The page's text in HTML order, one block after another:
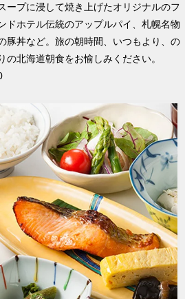
ープに浸して焼き上げたオリジナルのフ
ドホテル伝統のアップルパイ、札幌名物
豚丼など。旅の朝時間、いつもより、の
の北海道朝食をお愉しみください。